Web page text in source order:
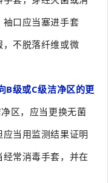
口应当塞进手套
，不脱落纤维或微
B级或C级洁净区的更
区，应当更换无菌
当用监测结果证明
常消毒手套，并在